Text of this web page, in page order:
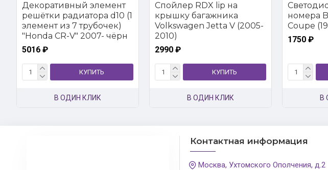
Декоративный элемент
решётки радиатора d10 (1
элемент из 7 трубочек)
"Honda CR-V" 2007- чёрн
5016 ₽
КУПИТЬ
В ОДИН КЛИК
Спойлер RDX lip на
крышку багажника
Volkswagen Jetta V (2005-
2010)
2990 ₽
КУПИТЬ
В ОДИН КЛИК
номера
Coupe
1750 ₽
В
Контактная информация
Москва, Ухтомского Ополчения, д.2